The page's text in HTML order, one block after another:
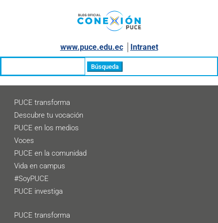
www.puce.edu.ec│ Intranet
PUCE transforma
Descubre tu vocación
PUCE en los medios
Voces
PUCE en la comunidad
Vida en campus
#SoyPUCE
PUCE investiga
PUCE transforma